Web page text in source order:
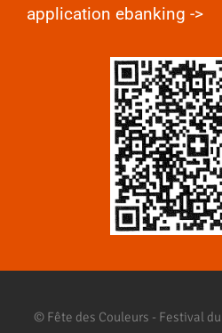
application ebanking ->
© Fête des Couleurs - Festival